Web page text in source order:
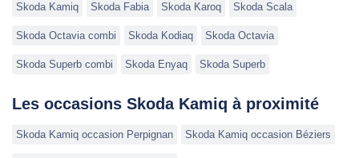
Skoda Kamiq Skoda Fabia Skoda Karoq Skoda Scala
Skoda Octavia combi Skoda Kodiaq Skoda Octavia
Skoda Superb combi Skoda Enyaq Skoda Superb
Les occasions Skoda Kamiq à proximité
Skoda Kamiq occasion Perpignan Skoda Kamiq occasion Béziers